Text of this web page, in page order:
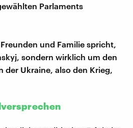
Parlaments
und Familie spricht,
sondern wirklich um den
Ukraine, also den Krieg,